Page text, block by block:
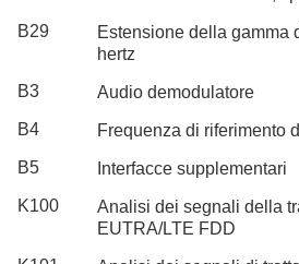
B29
Estensione della gamma
hertz
B3
Audio demodulatore
B4
Frequenza di riferimento
B5
Interfacce supplementari
K100
Analisi dei segnali della
EUTRA/LTE FDD